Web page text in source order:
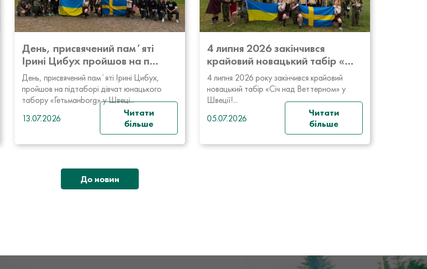
День, присвячений памʼяті
Ірині Цибух пройшов на п...
День, присвячений памʼяті Ірині Цибух,
пройшов на підтаборі дівчат юнацького
табору «Гетьманborg» у Швеці...
13.07.2026
Читати
більше
4 липня 2026 закінчився
крайовий новацький табір «...
4 липня 2026 року закінчився крайовий
новацький табір «Січ над Веттерном» у
Швеції!...
05.07.2026
Читати
більше
До новин